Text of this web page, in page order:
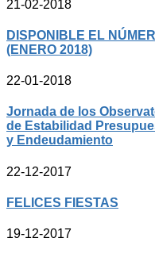
21-02-2018
DISPONIBLE EL
(ENERO 2018)
22-01-2018
Jornada de los
de Estabilidad
y Endeudamiento
22-12-2017
FELICES FIESTAS
19-12-2017